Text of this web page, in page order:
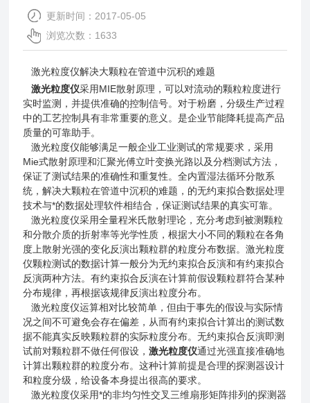
更新时间：2017-05-05
浏览次数：1633
激光粒度仪解决大颗粒在管道中沉积的难题
激光粒度仪采用MIE散射原理，可以对流动的颗粒粒度进行
实时监测，并提供准确的控制信号。对于粉磨，分级生产过程
中的工艺控制具有非常重要的意义。是企业节能降耗提高产品
质量的可靠助手。
激光粒度仪能够满足一般企业工业测试的常规要求，采用
Mie式散射原理和汇聚光傅立叶变换光路以及分档测试方法，
保证了测试结果的准确性和重复性。全内置湿法循环分散系
统，解决大颗粒在管道中沉积的难题，的无约束拟合数据处理
技术与*的数据处理软件相结合，保证测试结果的真实可靠。
激光粒度仪采用全量程米氏散射理论，充分考虑到被测颗粒
和分散介质的折射率等光学性质，根据大小不同的颗粒在各角
度上散射光强的变化反演出颗粒群的粒度分布数据。激光粒度
仪颗粒测试的数据计算一般分为无约束拟合反演和有约束拟合
反演两种方法。有约束拟合反演在计算前假设颗粒群符合某种
分布规律，再根据该规律反演出粒度分布。
激光粒度仪运算相对比较简单，但由于事先的假设与实际情
况之间不可避免会存在偏差，从而有约束拟合计算出的测试数
据不能真实反映颗粒群的实际粒度分布。无约束拟合反演即测
试前对颗粒群不做任何假设，激光粒度仪通过光强直接准确地
计算出颗粒群的粒度分布。这种计算前提是合理的探测器设计
和粒度分级，给设备本身提出很高的要求。
激光粒度仪采用*的非均匀性交叉三维扇形矩阵排列的探测器